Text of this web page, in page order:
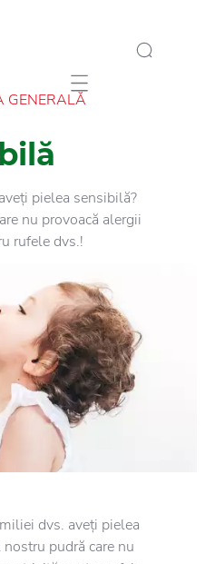
Mobile navigation
GENERALĂ
pielea sensibilă?
nu provoacă alergii
rufele dvs.!
dvs. aveți pielea
pudră care nu